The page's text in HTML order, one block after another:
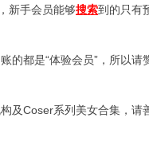
新手会员能够搜索到的只有
都是“体验会员”，所以请
及Coser系列美女合集，请